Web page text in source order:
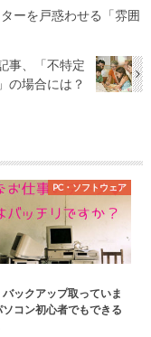
ーを戸惑わせる「雰囲
事、「不特定
の場合には？
PC・ソフトウェア
ックアップ取っていま
コン初心者でもできる